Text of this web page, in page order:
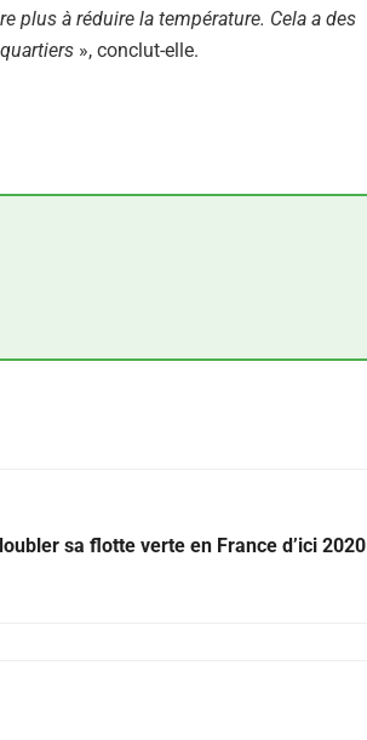
plus à réduire la température. Cela a des
», conclut-elle.
sa flotte verte en France d’ici 2020